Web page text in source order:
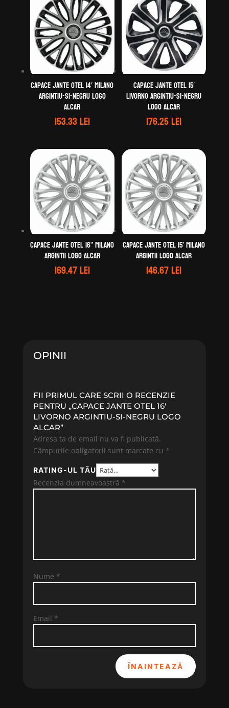
Capace jante otel 14′ MILANO
argintiu-si-negru logo
ALCAR
153.33lei
Capace jante otel 15′
Livorno argintiu-si-negru
logo Alcar
176.25lei
Capace jante otel 16” MILANO
argintii logo ALCAR
169.47lei
Capace jante otel 15′ MILANO
argintii logo ALCAR
146.67lei
OPINII
FII PRIMUL CARE SCRII O RECENZIE
PENTRU „CAPACE JANTE OTEL 16′
LIVORNO ARGINTIU-SI-NEGRU LOGO
ALCAR”
Adresa ta de email nu va fi publicată.
Câmpurile obligatorii sunt marcate cu *
RATING-UL TĂU
Recenzia dumneavoastră *
Nume *
Email *
ÎNAINTEAZĂ